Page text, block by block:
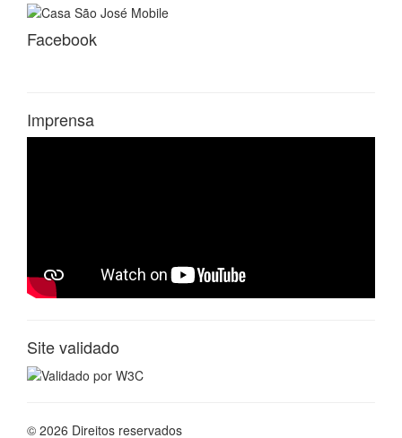
Facebook
Imprensa
Site validado
© 2026 Direitos reservados